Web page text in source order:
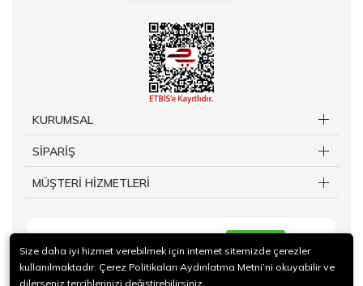
KURUMSAL
SİPARİŞ
MÜŞTERİ HİZMETLERİ
Size daha iyi hizmet verebilmek için internet sitemizde çerezler
kullanılmaktadır. Çerez Politikaları Aydınlatma Metni’ni okuyabilir ve
dilerseniz tercihlerinizi değiştirebilirsiniz.